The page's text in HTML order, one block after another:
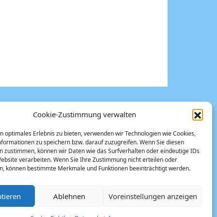
Cookie-Zustimmung verwalten
optimales Erlebnis zu bieten, verwenden wir Technologien wie Cookies,
zu speichern bzw. darauf zuzugreifen. Wenn Sie diesen
zustimmen, können wir Daten wie das Surfverhalten oder eindeutige IDs
verarbeiten. Wenn Sie Ihre Zustimmung nicht erteilen oder
können bestimmte Merkmale und Funktionen beeinträchtigt werden.
Ablehnen Voreinstellungen anzeigen
#Rödelheim #Wehwalt Koslowski #westateliers 42
Gallus
Bloeck Neustart Kultur Offspace